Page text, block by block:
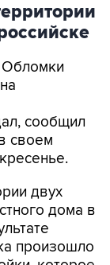
Обломки
сообщил
своем
двух
дома в
произошло